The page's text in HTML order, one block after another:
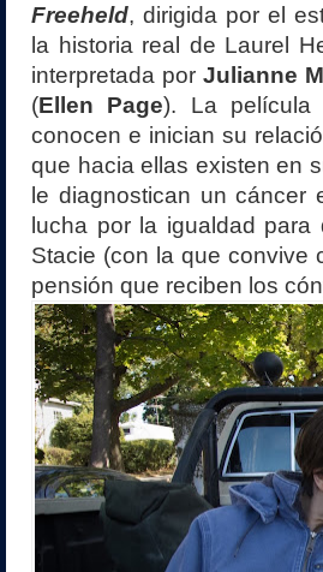
Freeheld, dirigida por el
la historia real de Laurel
interpretada por Julianne
(Ellen Page). La
conocen e inician su
que hacia ellas existen en
le diagnostican un cáncer
lucha por la igualdad
Stacie (con la que convive
pensión que reciben los